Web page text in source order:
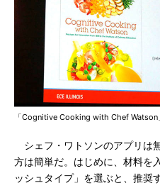
「Cognitive Cooking with Chef Watson
シェフ・ワトソンのアプリは
方は簡単だ。はじめに、材料を
ッシュタイプ」を選ぶと、推奨